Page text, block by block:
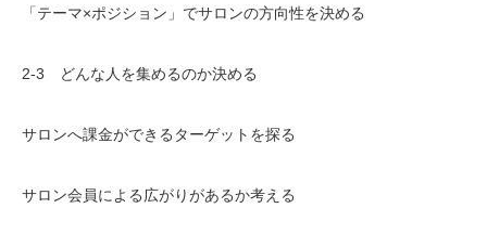
「テーマ×ポジション」でサロンの方向性を決める
2-3 どんな人を集めるのか決める
サロンへ課金ができるターゲットを探る
サロン会員による広がりがあるか考える